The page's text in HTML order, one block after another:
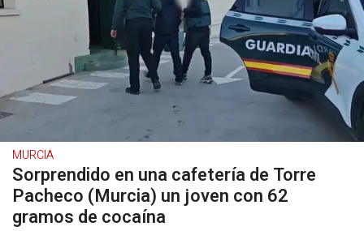
MURCIA
Sorprendido en una cafetería de Torre
Pacheco (Murcia) un joven con 62
gramos de cocaína